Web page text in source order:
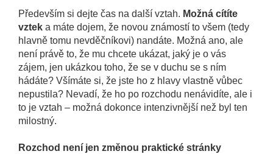
Především si dejte čas na další vztah. Možná cítíte
vztek a máte dojem, že novou známostí to všem (tedy
hlavně tomu nevděčníkovi) nandáte. Možná ano, ale
není právě to, že mu chcete ukázat, jaký je o vás
zájem, jen ukázkou toho, že se v duchu se s ním
hádáte? Všímáte si, že jste ho z hlavy vlastně vůbec
nepustila? Nevadí, že ho po rozchodu nenávidíte, ale i
to je vztah – možná dokonce intenzivnější než byl ten
milostný.
Rozchod není jen změnou praktické stránky